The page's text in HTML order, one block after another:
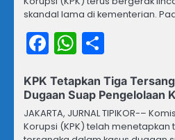
skandal lama di kementerian.
Facebook
WhatsApp
KPK Tetapkan Tiga
Dugaan Suap Pengelolaan
JAKARTA, JURNAL TIPIKOR-–
Korupsi (KPK) telah